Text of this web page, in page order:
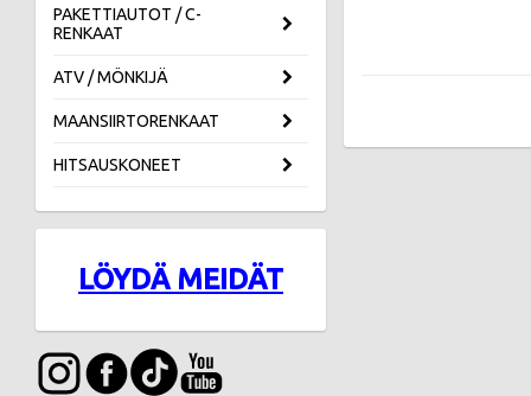
PAKETTIAUTOT / C-
RENKAAT
ATV / MÖNKIJÄ
MAANSIIRTORENKAAT
HITSAUSKONEET
LÖYDÄ MEIDÄT